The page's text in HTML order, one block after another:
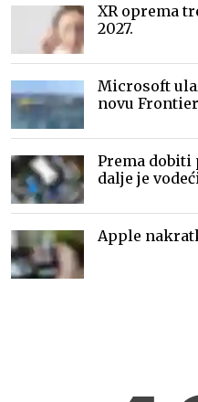
XR oprema
2027.
Microsoft
novu
Prema dobiti
dalje je
Apple